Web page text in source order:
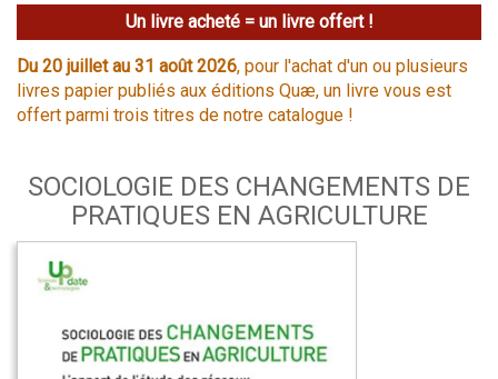
Un livre acheté = un livre offert !
Du 20 juillet au 31 août 2026, pour l'achat d'un ou plusieurs
livres papier publiés aux éditions Quæ, un livre vous est
offert parmi trois titres de notre catalogue !
SOCIOLOGIE DES CHANGEMENTS DE
PRATIQUES EN AGRICULTURE